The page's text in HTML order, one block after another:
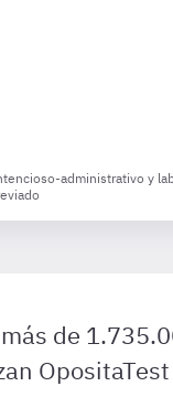
administrativo y
de
OpositaTest